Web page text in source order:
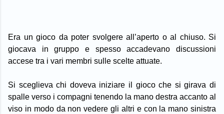
Era un gioco da poter svolgere all’aperto o al chiuso. Si
giocava in gruppo e spesso accadevano discussioni
accese tra i vari membri sulle scelte attuate.
Si sceglieva chi doveva iniziare il gioco che si girava di
spalle verso i compagni tenendo la mano destra accanto al
viso in modo da non vedere gli altri e con la mano sinistra